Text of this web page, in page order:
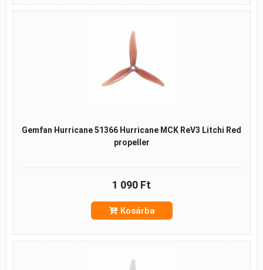
Gemfan Hurricane 51366 Hurricane MCK ReV3 Litchi Red
propeller
1 090 Ft
Kosárba